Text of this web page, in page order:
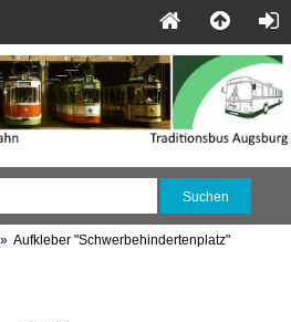
Aufkleber "Schwerbehindertenplatz"